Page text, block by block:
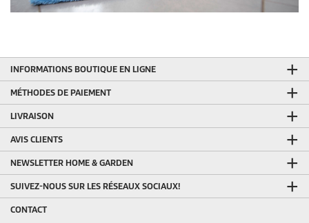
INFORMATIONS BOUTIQUE EN LIGNE
MÉTHODES DE PAIEMENT
LIVRAISON
AVIS CLIENTS
NEWSLETTER HOME & GARDEN
SUIVEZ-NOUS SUR LES RÉSEAUX SOCIAUX!
CONTACT